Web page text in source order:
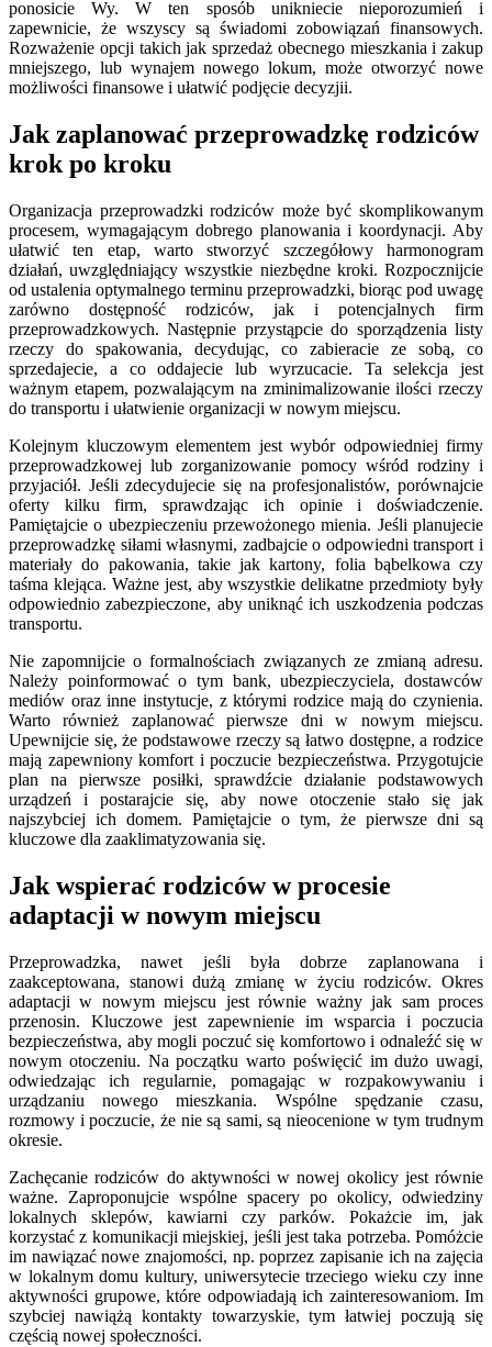
ponosicie Wy. W ten sposób unikniecie nieporozumień i
zapewnicie, że wszyscy są świadomi zobowiązań finansowych.
Rozważenie opcji takich jak sprzedaż obecnego mieszkania i zakup
mniejszego, lub wynajem nowego lokum, może otworzyć nowe
możliwości finansowe i ułatwić podjęcie decyzjii.
Jak zaplanować przeprowadzkę rodziców
krok po kroku
Organizacja przeprowadzki rodziców może być skomplikowanym
procesem, wymagającym dobrego planowania i koordynacji. Aby
ułatwić ten etap, warto stworzyć szczegółowy harmonogram
działań, uwzględniający wszystkie niezbędne kroki. Rozpocznijcie
od ustalenia optymalnego terminu przeprowadzki, biorąc pod uwagę
zarówno dostępność rodziców, jak i potencjalnych firm
przeprowadzkowych. Następnie przystąpcie do sporządzenia listy
rzeczy do spakowania, decydując, co zabieracie ze sobą, co
sprzedajecie, a co oddajecie lub wyrzucacie. Ta selekcja jest
ważnym etapem, pozwalającym na zminimalizowanie ilości rzeczy
do transportu i ułatwienie organizacji w nowym miejscu.
Kolejnym kluczowym elementem jest wybór odpowiedniej firmy
przeprowadzkowej lub zorganizowanie pomocy wśród rodziny i
przyjaciół. Jeśli zdecydujecie się na profesjonalistów, porównajcie
oferty kilku firm, sprawdzając ich opinie i doświadczenie.
Pamiętajcie o ubezpieczeniu przewożonego mienia. Jeśli planujecie
przeprowadzkę siłami własnymi, zadbajcie o odpowiedni transport i
materiały do pakowania, takie jak kartony, folia bąbelkowa czy
taśma klejąca. Ważne jest, aby wszystkie delikatne przedmioty były
odpowiednio zabezpieczone, aby uniknąć ich uszkodzenia podczas
transportu.
Nie zapomnijcie o formalnościach związanych ze zmianą adresu.
Należy poinformować o tym bank, ubezpieczyciela, dostawców
mediów oraz inne instytucje, z którymi rodzice mają do czynienia.
Warto również zaplanować pierwsze dni w nowym miejscu.
Upewnijcie się, że podstawowe rzeczy są łatwo dostępne, a rodzice
mają zapewniony komfort i poczucie bezpieczeństwa. Przygotujcie
plan na pierwsze posiłki, sprawdźcie działanie podstawowych
urządzeń i postarajcie się, aby nowe otoczenie stało się jak
najszybciej ich domem. Pamiętajcie o tym, że pierwsze dni są
kluczowe dla zaaklimatyzowania się.
Jak wspierać rodziców w procesie
adaptacji w nowym miejscu
Przeprowadzka, nawet jeśli była dobrze zaplanowana i
zaakceptowana, stanowi dużą zmianę w życiu rodziców. Okres
adaptacji w nowym miejscu jest równie ważny jak sam proces
przenosin. Kluczowe jest zapewnienie im wsparcia i poczucia
bezpieczeństwa, aby mogli poczuć się komfortowo i odnaleźć się w
nowym otoczeniu. Na początku warto poświęcić im dużo uwagi,
odwiedzając ich regularnie, pomagając w rozpakowywaniu i
urządzaniu nowego mieszkania. Wspólne spędzanie czasu,
rozmowy i poczucie, że nie są sami, są nieocenione w tym trudnym
okresie.
Zachęcanie rodziców do aktywności w nowej okolicy jest równie
ważne. Zaproponujcie wspólne spacery po okolicy, odwiedziny
lokalnych sklepów, kawiarni czy parków. Pokażcie im, jak
korzystać z komunikacji miejskiej, jeśli jest taka potrzeba. Pomóżcie
im nawiązać nowe znajomości, np. poprzez zapisanie ich na zajęcia
w lokalnym domu kultury, uniwersytecie trzeciego wieku czy inne
aktywności grupowe, które odpowiadają ich zainteresowaniom. Im
szybciej nawiążą kontakty towarzyskie, tym łatwiej poczują się
częścią nowej społeczności.